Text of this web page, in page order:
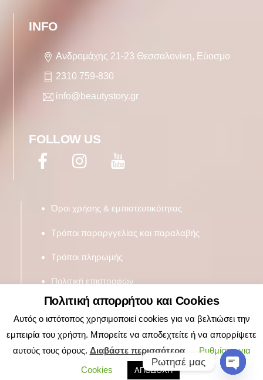
INFO
Ανδρομάχης 21-23 Θεσσαλονίκη, Εύοσμο
2310 759-830
info@beautystory.gr
FOLLOW US
Facebook Twitter
Όροι χρήσης & εμπιστευτικότητας
Τρόποι παραργγελίας και παραλαβής
Τρόποι πληρωμής
Πολιτική επιστροφών
Πολιτική απορρήτου και Cookies
Αυτός ο ιστότοπος χρησιμοποιεί cookies για να βελτιώσει την
εμπειρία του χρήστη. Μπορείτε να αποδεχτείτε ή να απορρίψετε
αυτούς τους όρους. Διαβάστε περισσότερα
Ρυθμίσεις για
Cookies
ΑΠΟΔΟΧΗ
Ρωτησέ μας